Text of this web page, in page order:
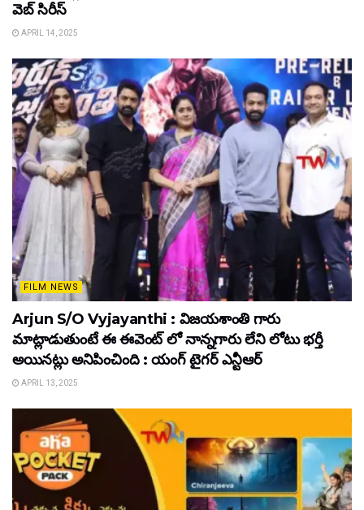
వెబ్ సిరీస్
APRIL 14, 2025
FILM NEWS
Arjun S/O Vyjayanthi : విజయశాంతి గారు
మాట్లాడుతుంటే ఈ ఈవెంట్ లో నాన్నగారు లేని లోటు భర్తీ
అయినట్లు అనిపించింది : యంగ్ టైగర్ ఎన్టీఆర్
APRIL 13, 2025